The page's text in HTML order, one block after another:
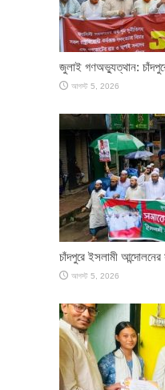
জুলাই গণঅভ্যুত্থান:
আগস্ট 5, 2026
চাঁদপুরে ইসলামী
আগস্ট 5, 2026